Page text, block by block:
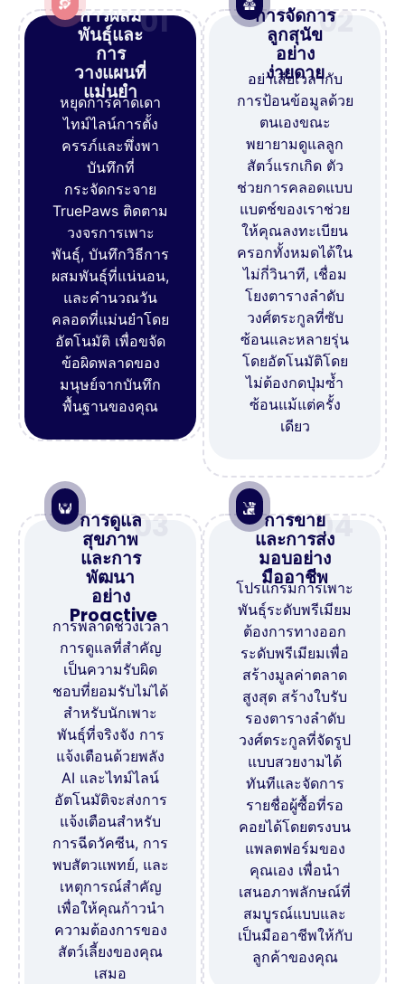
01
การผสม
พันธุ์และ
การ
วางแผนที่
แม่นยำ
หยุดการคาดเดา
ไทม์ไลน์การตั้ง
ครรภ์และพึ่งพา
บันทึกที่
กระจัดกระจาย
TruePaws ติดตาม
วงจรการเพาะ
พันธุ์, บันทึกวิธีการ
ผสมพันธุ์ที่แน่นอน,
และคำนวณวัน
คลอดที่แม่นยำโดย
อัตโนมัติ เพื่อขจัด
ข้อผิดพลาดของ
มนุษย์จากบันทึก
พื้นฐานของคุณ
02
การจัดการ
ลูกสุนัข
อย่าง
ง่ายดาย
อย่าเสียเวลากับ
การป้อนข้อมูลด้วย
ตนเองขณะ
พยายามดูแลลูก
สัตว์แรกเกิด ตัว
ช่วยการคลอดแบบ
แบตช์ของเราช่วย
ให้คุณลงทะเบียน
ครอกทั้งหมดได้ใน
ไม่กี่วินาที, เชื่อม
โยงตารางลำดับ
วงศ์ตระกูลที่ซับ
ซ้อนและหลายรุ่น
โดยอัตโนมัติโดย
ไม่ต้องกดปุ่มซ้ำ
ซ้อนแม้แต่ครั้ง
เดียว
03
การดูแล
สุขภาพ
และการ
พัฒนา
อย่าง
Proactive
การพลาดช่วงเวลา
การดูแลที่สำคัญ
เป็นความรับผิด
ชอบที่ยอมรับไม่ได้
สำหรับนักเพาะ
พันธุ์ที่จริงจัง การ
แจ้งเตือนด้วยพลัง
AI และไทม์ไลน์
อัตโนมัติจะส่งการ
แจ้งเตือนสำหรับ
การฉีดวัคซีน, การ
พบสัตวแพทย์, และ
เหตุการณ์สำคัญ
เพื่อให้คุณก้าวนำ
ความต้องการของ
สัตว์เลี้ยงของคุณ
เสมอ
04
การขาย
และการส่ง
มอบอย่าง
มืออาชีพ
โปรแกรมการเพาะ
พันธุ์ระดับพรีเมียม
ต้องการทางออก
ระดับพรีเมียมเพื่อ
สร้างมูลค่าตลาด
สูงสุด สร้างใบรับ
รองตารางลำดับ
วงศ์ตระกูลที่จัดรูป
แบบสวยงามได้
ทันทีและจัดการ
รายชื่อผู้ซื้อที่รอ
คอยได้โดยตรงบน
แพลตฟอร์มของ
คุณเอง เพื่อนำ
เสนอภาพลักษณ์ที่
สมบูรณ์แบบและ
เป็นมืออาชีพให้กับ
ลูกค้าของคุณ